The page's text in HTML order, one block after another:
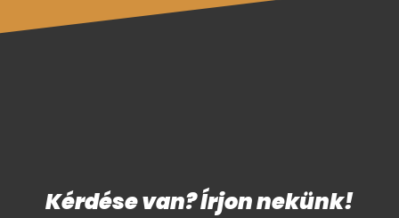
Kérdése van? Írjon nekünk!